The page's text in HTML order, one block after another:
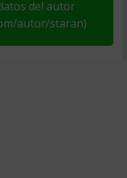
del autor
autor/staran)